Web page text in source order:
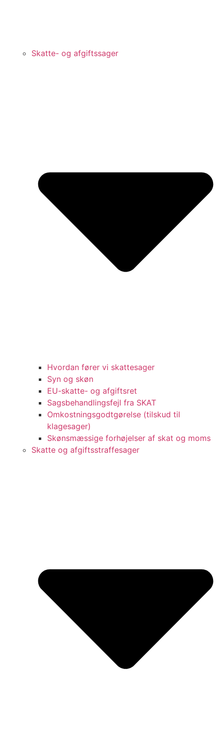
Skatte- og afgiftssager
Hvordan fører vi skattesager
Syn og skøn
EU-skatte- og afgiftsret
Sagsbehandlingsfejl fra SKAT
Omkostningsgodtgørelse (tilskud til
klagesager)
Skønsmæssige forhøjelser af skat og moms
Skatte og afgiftsstraffesager